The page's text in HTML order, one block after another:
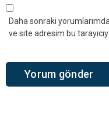
Daha sonraki
ve site adresim bu